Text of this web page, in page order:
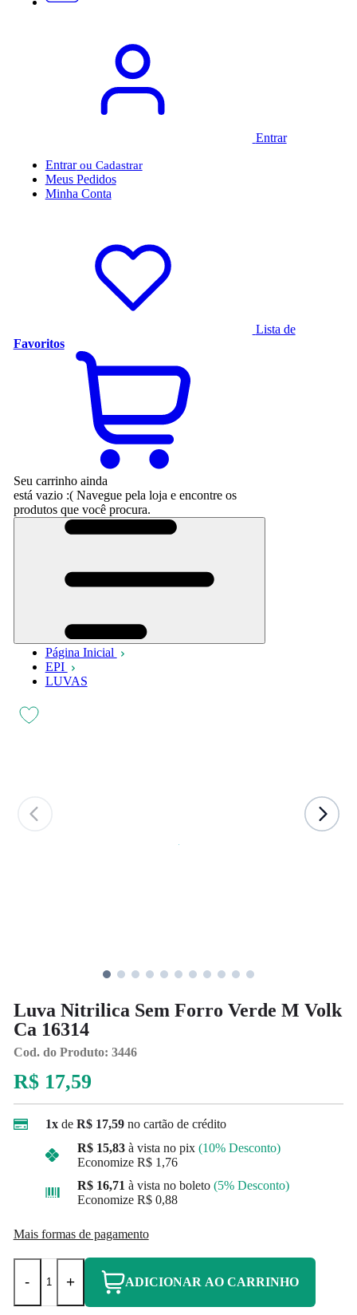
Entrar
Entrar
Meus Pedidos
Minha Conta
Lista de
Favoritos
Seu carrinho ainda
está vazio :( Navegue pela loja e encontre os
produtos que você procura.
Página Inicial
EPI
LUVAS
Luva Nitrilica Sem Forro Verde M Volk
Ca 16314
Cod. do Produto: 3446
R$ 17,59
1xde R$ 17,59 no cartão de crédito
R$ 15,83 à vista no pix (10% Desconto)
Economize R$ 1,76
R$ 16,71 à vista no boleto (5% Desconto)
Economize R$ 0,88
Mais formas de pagamento
- + ADICIONAR AO CARRINHO